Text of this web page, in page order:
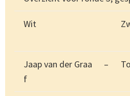
Wit
Jaap van der Graa
f
–